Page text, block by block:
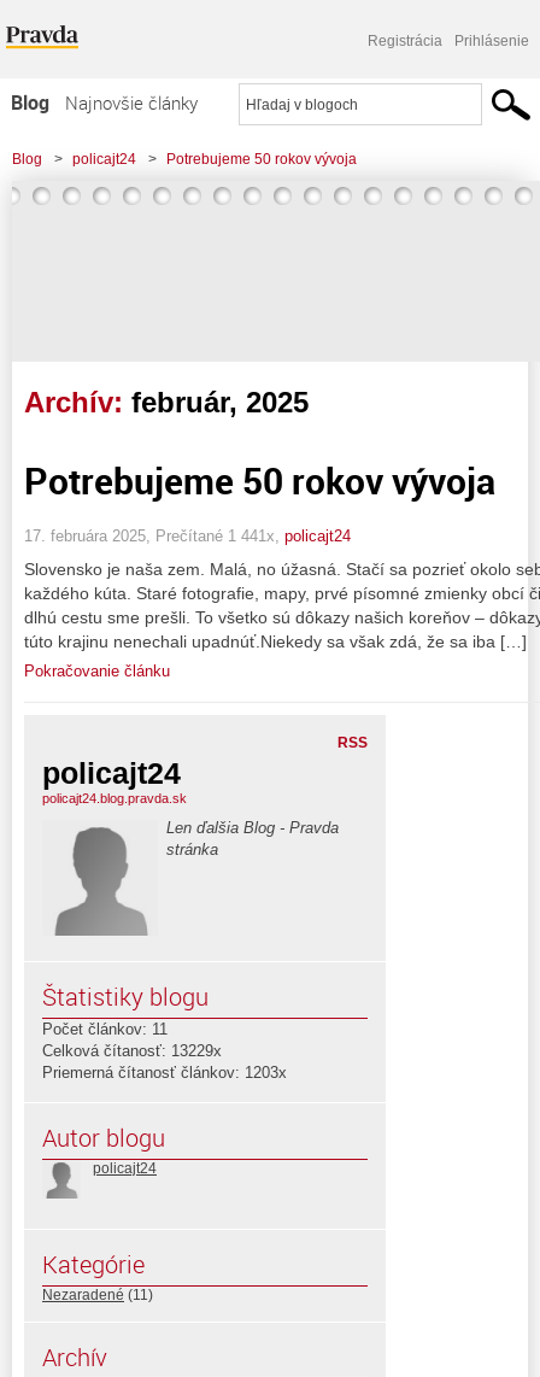
Registrácia Prihlásenie
Blog
Najnovšie články
Najčítanejšie články
Najkomentovanejšie články
Blog > policajt24 > Potrebujeme 50 rokov vývoja
Archív: február, 2025
Potrebujeme 50 rokov vývoja
17. februára 2025, Prečítané 1 441x, policajt24
Slovensko je naša zem. Malá, no úžasná. Stačí sa pozrieť okolo
každého kúta. Staré fotografie, mapy, prvé písomné zmienky obcí
dlhú cestu sme prešli. To všetko sú dôkazy našich koreňov –
túto krajinu nenechali upadnúť.Niekedy sa však zdá, že sa iba […]
Pokračovanie článku
RSS
policajt24
policajt24.blog.pravda.sk
Len ďalšia Blog - Pravda
stránka
Štatistiky blogu
Počet článkov: 11
Celková čítanosť: 13229x
Priemerná čítanosť článkov: 1203x
Autor blogu
policajt24
Kategórie
Nezaradené (11)
Archív